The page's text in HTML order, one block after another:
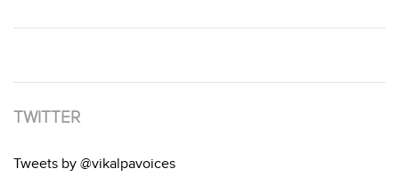
TWITTER
Tweets by @vikalpavoices